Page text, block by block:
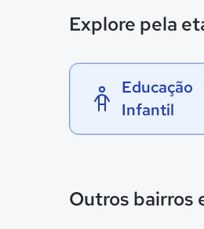
Explore pela
Educação
Infantil
Outros bairros